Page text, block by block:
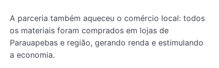
A parceria também aqueceu o comércio local: todos
os materiais foram comprados em lojas de
Parauapebas e região, gerando renda e estimulando
a economia.